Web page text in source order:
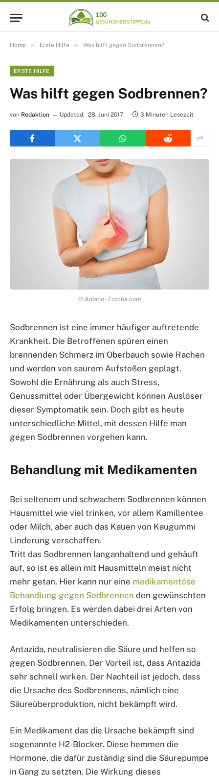
Home » Erste Hilfe » Was hilft gegen Sodbrennen?
ERSTE HILFE
Was hilft gegen Sodbrennen?
von Redaktion Updated: 28. Juni 2017 3 Minuten Lesezeit
© Adiano - Fotolia.com
Sodbrennen ist eine immer häufiger auftretende
Krankheit. Die Betroffenen spüren einen
brennenden Schmerz im Oberbauch sowie Rachen
und werden von saurem Aufstoßen geplagt.
Sowohl die Ernährung als auch Stress,
Genussmittel oder Übergewicht können Auslöser
dieser Symptomatik sein. Doch gibt es heute
unterschiedliche Mittel, mit dessen Hilfe man
gegen Sodbrennen vorgehen kann.
Behandlung mit Medikamenten
Bei seltenem und schwachem Sodbrennen können
Hausmittel wie viel trinken, vor allem Kamillentee
oder Milch, aber auch das Kauen von Kaugummi
Linderung verschaffen.
Tritt das Sodbrennen langanhaltend und gehäuft
auf, so ist es allein mit Hausmitteln meist nicht
mehr getan. Hier kann nur eine medikamentöse
Behandlung gegen Sodbrennen den gewünschten
Erfolg bringen. Es werden dabei drei Arten von
Medikamenten unterschieden.
Antazida, neutralisieren die Säure und helfen so
gegen Sodbrennen. Der Vorteil ist, dass Antazida
sehr schnell wirken. Der Nachteil ist jedoch, dass
die Ursache des Sodbrennens, nämlich eine
Säureüberproduktion, nicht bekämpft wird.
Ein Medikament das die Ursache bekämpft sind
sogenannte H2-Blocker. Diese hemmen die
Hormone, die dafür zuständig sind die Säurepumpe
in Gang zu setzten. Die Wirkung dieses